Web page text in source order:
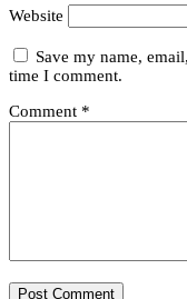
Website
Save my name,
time I comment.
Comment *